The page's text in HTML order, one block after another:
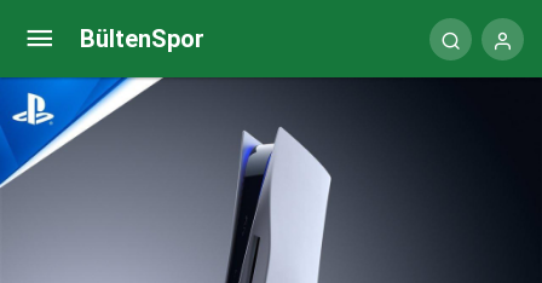
BültenSpor
Monster Notebook’un yeni açılımları, teknoloji
sektöründe rekabeti artıracak!